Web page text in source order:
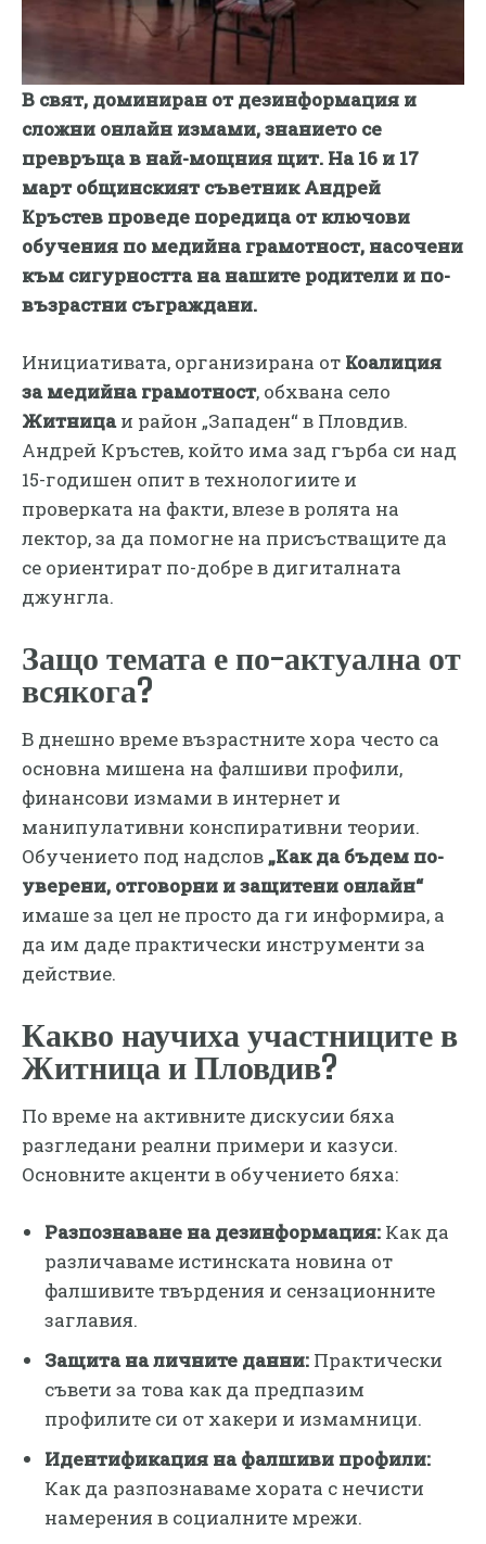
В свят, доминиран от дезинформация и
сложни онлайн измами, знанието се
превръща в най-мощния щит. На 16 и 17
март общинският съветник Андрей
Кръстев проведе поредица от ключови
обучения по медийна грамотност, насочени
към сигурността на нашите родители и по-
възрастни съграждани.
​Инициативата, организирана от Коалиция
за медийна грамотност, обхвана село
Житницаи район „Западен“ в Пловдив.
Андрей Кръстев, който има зад гърба си над
15-годишен опит в технологиите и
проверката на факти, влезе в ролята на
лектор, за да помогне на присъстващите да
се ориентират по-добре в дигиталната
джунгла.
​Защо темата е по-актуална от
всякога?
​В днешно време възрастните хора често са
основна мишена на фалшиви профили,
финансови измами в интернет и
манипулативни конспиративни теории.
Обучението под надслов „Как да бъдем по-
уверени, отговорни и защитени онлайн“
имаше за цел не просто да ги информира, а
да им даде практически инструменти за
действие.
​Какво научиха участниците в
Житница и Пловдив?
​По време на активните дискусии бяха
разгледани реални примери и казуси.
Основните акценти в обучението бяха:
Разпознаване на дезинформация: Как да
различаваме истинската новина от
фалшивите твърдения и сензационните
заглавия.
Защита на личните данни: Практически
съвети за това как да предпазим
профилите си от хакери и измамници.
Идентификация на фалшиви профили:
Как да разпознаваме хората с нечисти
намерения в социалните мрежи.